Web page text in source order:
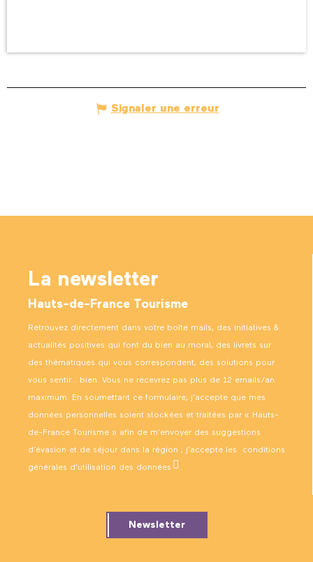
Signaler une erreur
La newsletter
Hauts-de-France Tourisme
Retrouvez directement dans votre boîte mails, des initiatives &
actualités positives qui font du bien au moral, des livrets sur
des thématiques qui vous correspondent, des solutions pour
vous sentir… bien. Vous ne recevrez pas plus de 12 emails/an
maximum. En soumettant ce formulaire, j’accepte que mes
données personnelles soient stockées et traitées par « Hauts-
de-France Tourisme » afin de m’envoyer des suggestions
d’évasion et de séjour dans la région ; j’accepte les conditions
générales d’utilisation des données .
Newsletter